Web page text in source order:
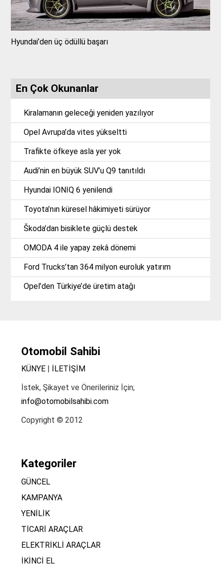
Hyundai’den üç ödüllü başarı
En Çok Okunanlar
Kiralamanın geleceği yeniden yazılıyor
Opel Avrupa’da vites yükseltti
Trafikte öfkeye asla yer yok
Audi’nin en büyük SUV’u Q9 tanıtıldı
Hyundai IONIQ 6 yenilendi
Toyota’nın küresel hâkimiyeti sürüyor
Škoda’dan bisiklete güçlü destek
OMODA 4 ile yapay zekâ dönemi
Ford Trucks’tan 364 milyon euroluk yatırım
Opel’den Türkiye’de üretim atağı
Otomobil Sahibi
KÜNYE|
İLETİŞİM
İstek, Şikayet ve Önerileriniz İçin;
info@otomobilsahibi.com
Copyright © 2012
Kategoriler
GÜNCEL
KAMPANYA
YENİLİK
TİCARİ ARAÇLAR
ELEKTRİKLİ ARAÇLAR
İKİNCİ EL